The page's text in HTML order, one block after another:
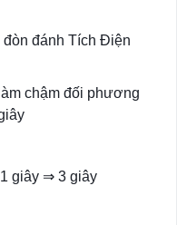
đánh Tích Điện
chậm đối phương
giây ⇒ 3 giây